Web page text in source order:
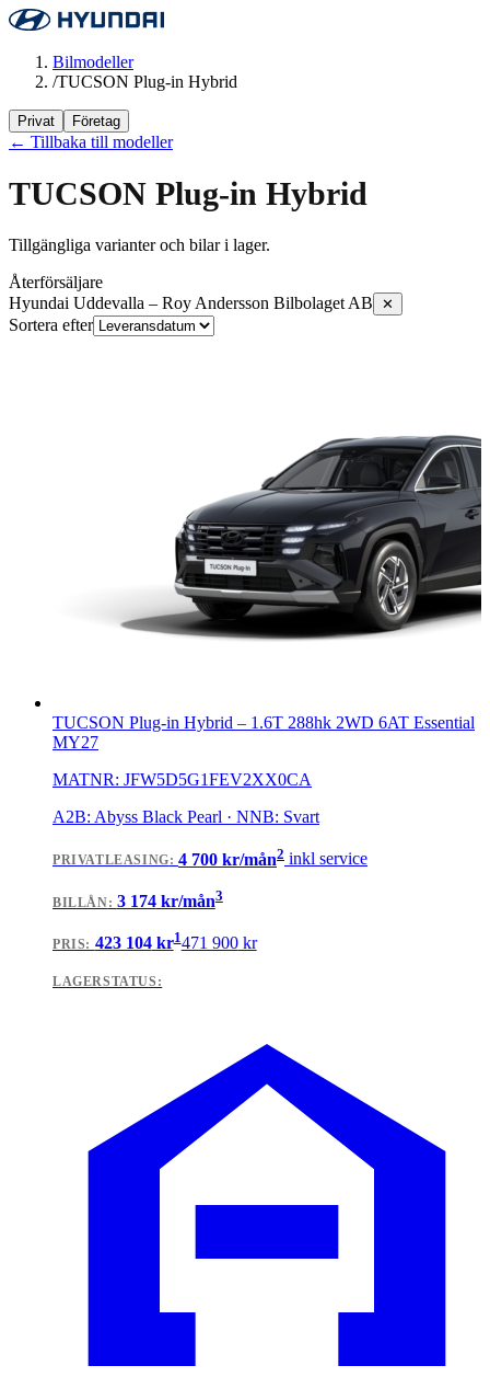
Bilmodeller
/TUCSON Plug-in Hybrid
Privat Företag
← Tillbaka till modeller
TUCSON Plug-in Hybrid
Tillgängliga varianter och bilar i lager.
Återförsäljare
Hyundai Uddevalla – Roy Andersson Bilbolaget AB
✕
Sortera efter
TUCSON Plug-in Hybrid – 1.6T 288hk 2WD 6AT Essential
MY27
MATNR: JFW5D5G1FEV2XX0CA
A2B: Abyss Black Pearl · NNB: Svart
PRIVATLEASING:4 700 kr/mån2 inkl service
BILLÅN: 3 174kr/mån3
PRIS: 423 104kr1471 900kr
LAGERSTATUS: